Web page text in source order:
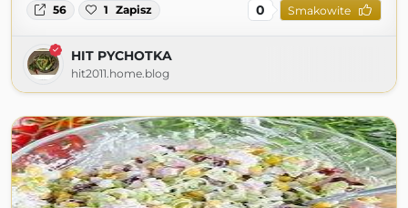
56 1 Zapisz 0 Smakowite
HIT PYCHOTKA
hit2011.home.blog